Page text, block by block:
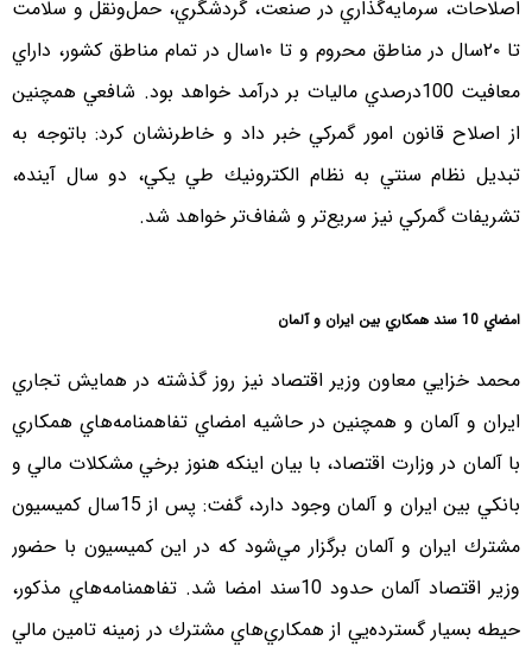
اصلاحات، سرمايه‌گذاري در صنعت، گردشگري، حمل‌ونقل و سلامت
تا ۲۰سال در مناطق محروم و تا ۱۰سال در تمام مناطق كشور، داراي
معافيت 100درصدي ماليات بر درآمد خواهد بود. شافعي همچنين
از اصلاح قانون امور گمركي خبر داد و خاطرنشان كرد: باتوجه به
تبديل نظام سنتي به نظام الكترونيك طي يكي، دو سال آينده،
تشريفات گمركي نيز سريع‌تر و شفاف‌تر خواهد شد.
امضاي 10 سند همكاري بين ايران و آلمان
محمد خزايي معاون وزير اقتصاد نيز روز گذشته در همايش تجاري
ايران و آلمان و همچنين در حاشيه امضاي تفاهمنامه‌هاي همكاري
با آلمان در وزارت اقتصاد، با بيان اينكه هنوز برخي مشكلات مالي و
بانكي بين ايران و آلمان وجود دارد، گفت: پس از 15سال كميسيون
مشترك ايران و آلمان برگزار مي‌شود كه در اين كميسيون با حضور
وزير اقتصاد آلمان حدود 10سند امضا شد. تفاهمنامه‌هاي مذكور،
حيطه بسيار گسترده‌يي از همكاري‌هاي مشترك در زمينه تامين مالي